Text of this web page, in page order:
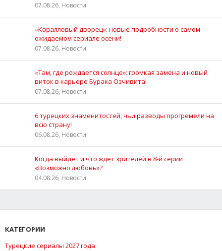
07.08.26, Новости
«Коралловый дворец»: новые подробности о самом
ожидаемом сериале осени!
07.08.26, Новости
«Там, где рождается солнце»: громкая замена и новый
виток в карьере Бурака Озчивита!
07.08.26, Новости
6 турецких знаменитостей, чьи разводы прогремели на
всю страну!
06.08.26, Новости
Когда выйдет и что ждёт зрителей в 8-й серии
«Возможно любовь»?
04.08.26, Новости
КАТЕГОРИИ
Турецкие сериалы 2027 года